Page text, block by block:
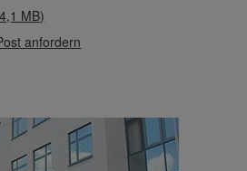
MB)
anfordern